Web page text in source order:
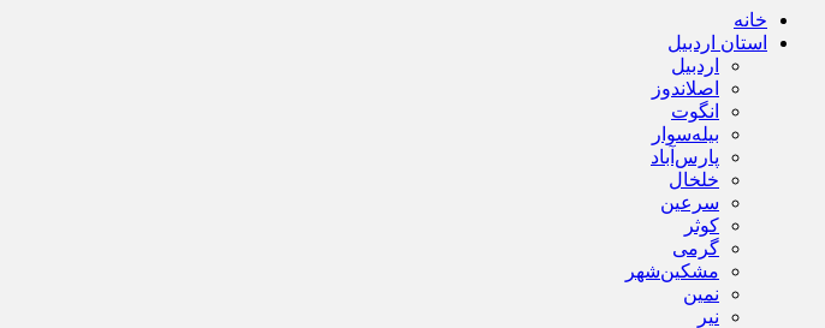
خانه
استان اردبیل
اردبیل
اصلاندوز
انگوت
بیله‌سوار
پارس‌آباد
خلخال
سرعین
کوثر
گرمی
مشکین‌شهر
نمین
نیر